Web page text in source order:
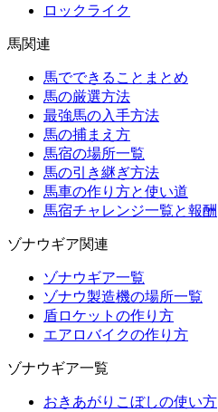
ロックライク
馬関連
馬でできることまとめ
馬の厳選方法
最強馬の入手方法
馬の捕まえ方
馬宿の場所一覧
馬の引き継ぎ方法
馬車の作り方と使い道
馬宿チャレンジ一覧と報酬
ゾナウギア関連
ゾナウギア一覧
ゾナウ製造機の場所一覧
盾ロケットの作り方
エアロバイクの作り方
ゾナウギア一覧
おきあがりこぼしの使い方